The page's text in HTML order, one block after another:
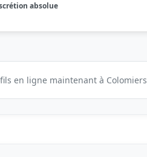
absolue
en ligne maintenant à Colomiers